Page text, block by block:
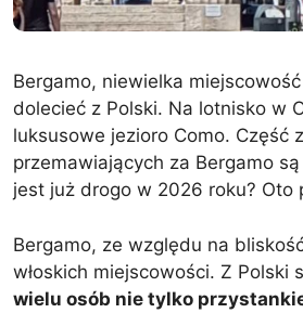
Bergamo, niewielka
dolecieć z Polski. Na lotnisko w
luksusowe jezioro Como.
przemawiających za Bergamo są
jest już drogo w 2026 roku? Oto
Bergamo, ze względu na
włoskich miejscowości. Z
wielu osób nie tylko